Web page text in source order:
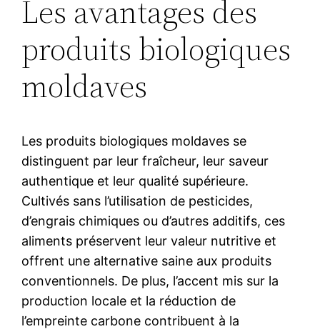
Les avantages des
produits biologiques
moldaves
Les produits biologiques moldaves se
distinguent par leur fraîcheur, leur saveur
authentique et leur qualité supérieure.
Cultivés sans l’utilisation de pesticides,
d’engrais chimiques ou d’autres additifs, ces
aliments préservent leur valeur nutritive et
offrent une alternative saine aux produits
conventionnels. De plus, l’accent mis sur la
production locale et la réduction de
l’empreinte carbone contribuent à la